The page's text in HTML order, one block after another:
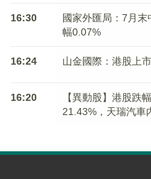
16:30
國家外匯局：7月
幅0.07%
16:24 山金國際：港股上
16:20
【異動股】港股跌
21.43%，天瑞汽車